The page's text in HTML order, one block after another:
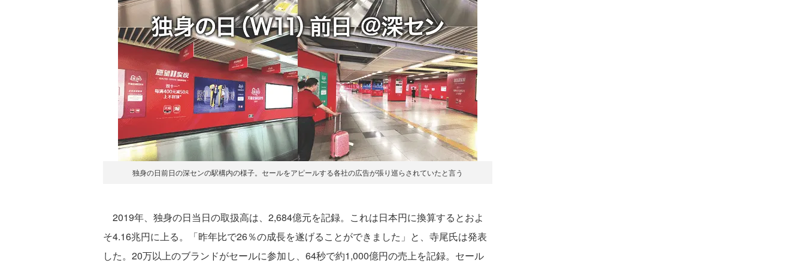
独身の日前日の深センの駅構内の様子。セールをアピールする各社の広告が張り巡らされていたと言う
2019年、独身の日当日の取扱高は、2,684億元を記録。これは日本円に換算するとおよ
そ4.16兆円に上る。「昨年比で26％の成長を遂げることができました」と、寺尾氏は発表
した。20万以上のブランドがセールに参加し、64秒で約1,000億円の売上を記録。セール